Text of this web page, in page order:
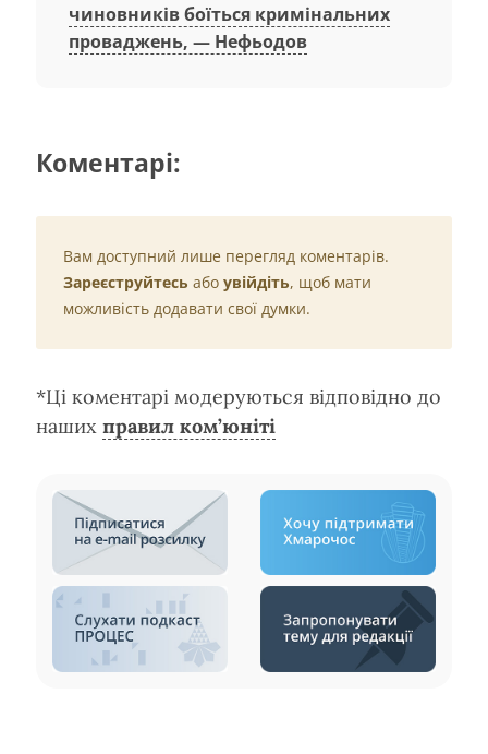
чиновників боїться кримінальних
проваджень, — Нефьодов
Коментарі:
Вам доступний лише перегляд коментарів.
Зареєструйтесь або увійдіть, щоб мати
можливість додавати свої думки.
*Ці коментарі модеруються відповідно до
наших правил ком’юніті